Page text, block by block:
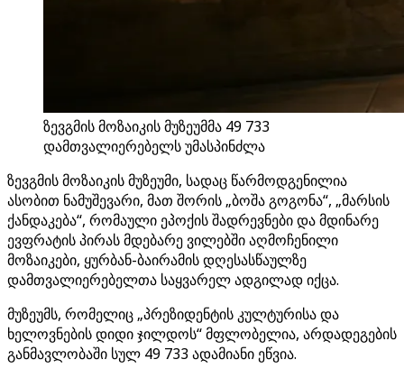
ზევგმის მოზაიკის მუზეუმმა 49 733
დამთვალიერებელს უმასპინძლა
ზევგმის მოზაიკის მუზეუმი, სადაც წარმოდგენილია
ასობით ნამუშევარი, მათ შორის „ბოშა გოგონა“, „მარსის
ქანდაკება“, რომაული ეპოქის შადრევნები და მდინარე
ევფრატის პირას მდებარე ვილებში აღმოჩენილი
მოზაიკები, ყურბან-ბაირამის დღესასწაულზე
დამთვალიერებელთა საყვარელ ადგილად იქცა.
მუზეუმს, რომელიც „პრეზიდენტის კულტურისა და
ხელოვნების დიდი ჯილდოს“ მფლობელია, არდადეგების
განმავლობაში სულ 49 733 ადამიანი ეწვია.